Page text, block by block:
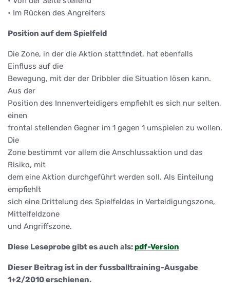
• Im Rücken des Angreifers
Position auf dem Spielfeld
Die Zone, in der die Aktion stattfindet, hat ebenfalls
Einfluss auf die
Bewegung, mit der der Dribbler die Situation lösen kann.
Aus der
Position des Innenverteidigers empfiehlt es sich nur selten,
einen
frontal stellenden Gegner im 1 gegen 1 umspielen zu wollen.
Die
Zone bestimmt vor allem die Anschlussaktion und das
Risiko, mit
dem eine Aktion durchgeführt werden soll. Als Einteilung
empfiehlt
sich eine Drittelung des Spielfeldes in Verteidigungszone,
Mittelfeldzone
und Angriffszone.
Diese Leseprobe gibt es auch als:pdf-Version
Dieser Beitrag ist in der fussballtraining-Ausgabe
1+2/2010 erschienen.